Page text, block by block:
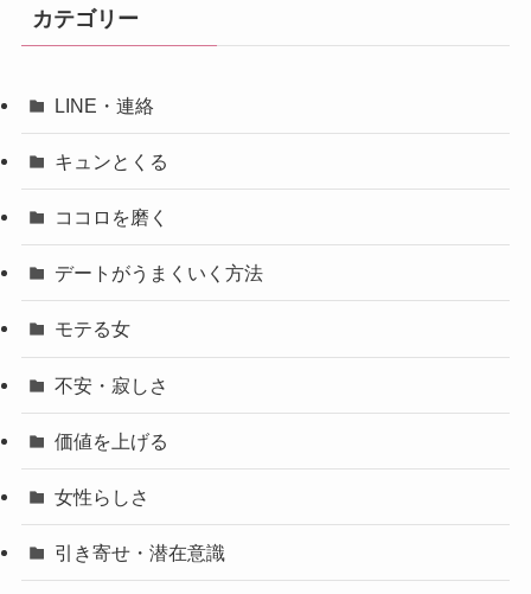
カテゴリー
LINE・連絡
キュンとくる
ココロを磨く
デートがうまくいく方法
モテる女
不安・寂しさ
価値を上げる
女性らしさ
引き寄せ・潜在意識